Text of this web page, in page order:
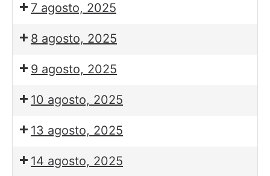
7 agosto, 2025
8 agosto, 2025
9 agosto, 2025
10 agosto, 2025
13 agosto, 2025
14 agosto, 2025